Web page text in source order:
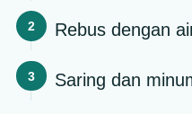
Rebus dengan
Saring dan